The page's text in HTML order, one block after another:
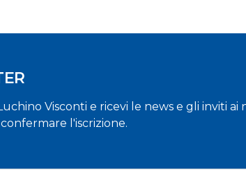
Visconti e ricevi le news e gli inviti
l'iscrizione.